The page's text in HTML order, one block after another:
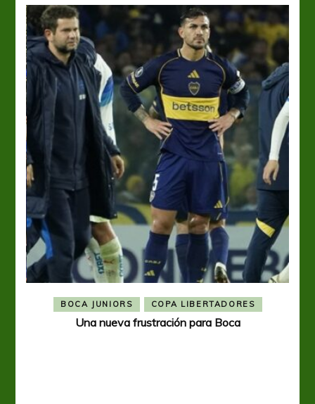
BOCA JUNIORS COPA LIBERTADORES
Una nueva frustración para Boca